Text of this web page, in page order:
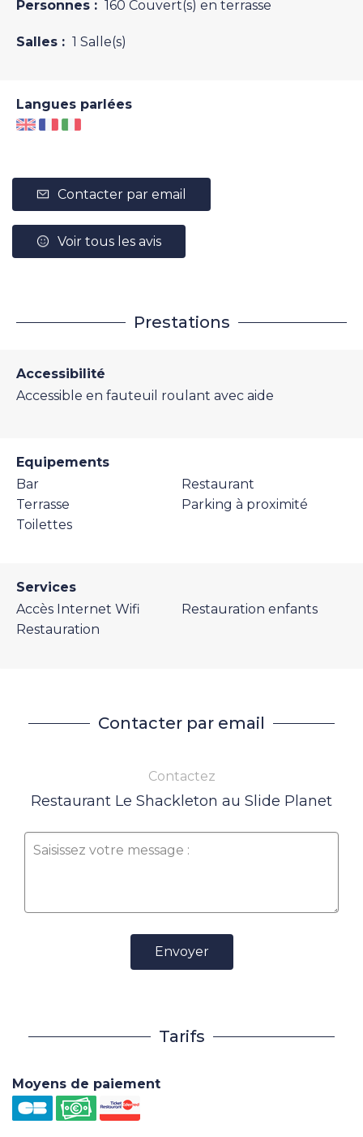
Personnes : 160 Couvert(s) en terrasse
Salles : 1 Salle(s)
Langues parlées
Contacter par email
Voir tous les avis
Prestations
Accessibilité
Accessible en fauteuil roulant avec aide
Equipements
Bar
Terrasse
Toilettes
Restaurant
Parking à proximité
Services
Accès Internet Wifi
Restauration
Restauration enfants
Contacter par email
Contactez
Restaurant Le Shackleton au Slide Planet
Envoyer
Tarifs
Moyens de paiement